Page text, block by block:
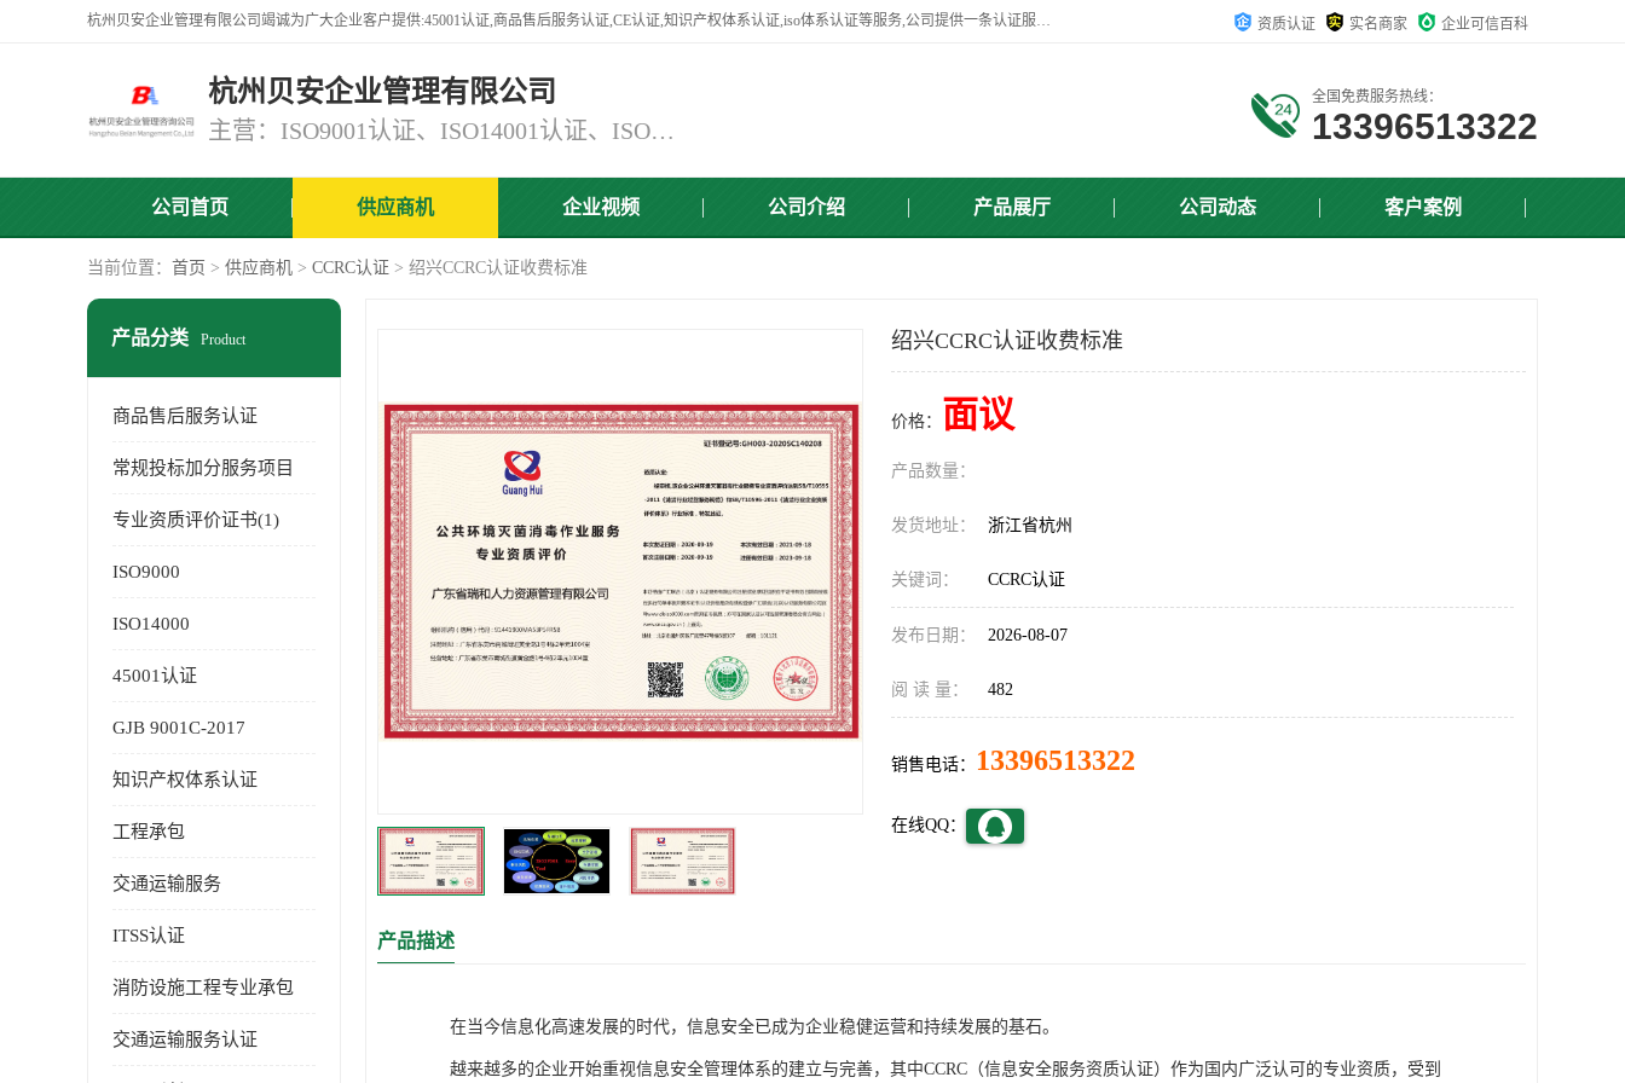
杭州贝安企业管理有限公司竭诚为广大企业客户提供:45001认证,商品售后服务认证,CE认证,知识产权体系认证,iso体系认证等服务,公司提供一条认证服务,方便快捷. 资质认证 实名商家 企业可信百科
杭州贝安企业管理有限公司
主营：ISO9001认证、ISO14001认证、ISO认证、ISO22000认证、ISO/TS16949认证,FSC森林认证
全国免费服务热线：
13396513322
公司首页 供应商机 企业视频 公司介绍 产品展厅 公司动态 客户案例
当前位置： 首页 > 供应商机 > CCRC认证 > 绍兴CCRC认证收费标准
产品分类 Product
商品售后服务认证
常规投标加分服务项目
专业资质评价证书(1)
ISO9000
ISO14000
45001认证
GJB 9001C-2017
知识产权体系认证
工程承包
交通运输服务
ITSS认证
消防设施工程专业承包
交通运输服务认证
绍兴CCRC认证收费标准
价格： 面议
产品数量：
发货地址： 浙江省杭州
关键词： CCRC认证
发布日期： 2026-08-07
阅 读 量： 482
销售电话： 13396513322
在线QQ：
产品描述
在当今信息化高速发展的时代，信息安全已成为企业稳健运营和持续发展的基石。
越来越多的企业开始重视信息安全管理体系的建立与完善，其中CCRC（信息安全服务资质认证）作为国内广泛认可的专业资质，受到